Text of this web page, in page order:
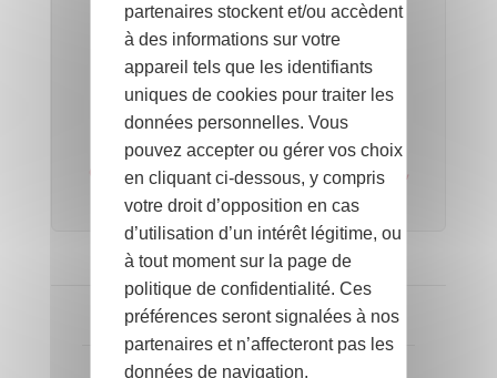
Où trouver un
lit enfant
design et éco-conçu ?
*****
Pour toute
demande de faire part de naissance,
c'est par ICI
PUBLICITÉ
JEUX-CONCOURS
partenaires stockent et/ou accèdent
à des informations sur votre
appareil tels que les identifiants
uniques de cookies pour traiter les
données personnelles. Vous
pouvez accepter ou gérer vos choix
en cliquant ci-dessous, y compris
votre droit d’opposition en cas
d’utilisation d’un intérêt légitime, ou
à tout moment sur la page de
politique de confidentialité. Ces
préférences seront signalées à nos
partenaires et n’affecteront pas les
données de navigation.